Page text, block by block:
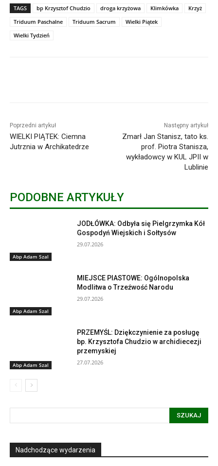
TAGS bp Krzysztof Chudzio droga krzyżowa Klimkówka
Krzyż
Triduum Paschalne
Triduum Sacrum
Wielki Piątek
Wielki Tydzień
Poprzedni artykuł
WIELKI PIĄTEK: Ciemna
Jutrznia w Archikatedrze
Następny artykuł
Zmarł Jan Stanisz, tato ks.
prof. Piotra Stanisza,
wykładowcy w KUL JPII w
Lublinie
PODOBNE ARTYKUŁY
Abp Adam Szal
JODŁÓWKA: Odbyła się Pielgrzymka Kół
Gospodyń Wiejskich i Sołtysów
29.07.2026
Abp Adam Szal
MIEJSCE PIASTOWE: Ogólnopolska
Modlitwa o Trzeźwość Narodu
29.07.2026
Abp Adam Szal
PRZEMYŚL: Dziękczynienie za posługę
bp. Krzysztofa Chudzio w archidiecezji
przemyskiej
27.07.2026
SZUKAJ
Nadchodzące wydarzenia